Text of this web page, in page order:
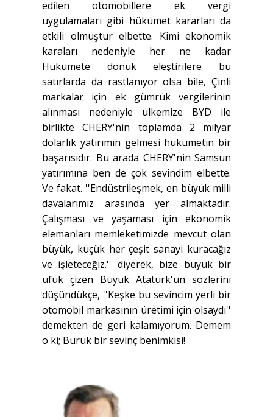
edilen otomobillere ek vergi
uygulamaları gibi hükümet kararları da
etkili olmuştur elbette. Kimi ekonomik
karaları nedeniyle her ne kadar
Hükümete dönük eleştirilere bu
satırlarda da rastlanıyor olsa bile, Çinli
markalar için ek gümrük vergilerinin
alınması nedeniyle ülkemize BYD ile
birlikte CHERY'nin toplamda 2 milyar
dolarlık yatırımın gelmesi hükümetin bir
başarısıdır. Bu arada CHERY'nin Samsun
yatırımına ben de çok sevindim elbette.
Ve fakat. ''Endüstrileşmek, en büyük milli
davalarımız arasında yer almaktadır.
Çalışması ve yaşaması için ekonomik
elemanları memleketimizde mevcut olan
büyük, küçük her çeşit sanayi kuracağız
ve işleteceğiz.'' diyerek, bize büyük bir
ufuk çizen Büyük Atatürk'ün sözlerini
düşündükçe, ''Keşke bu sevincim yerli bir
otomobil markasının üretimi için olsaydı''
demekten de geri kalamıyorum. Demem
o ki; Buruk bir sevinç benimkisi!